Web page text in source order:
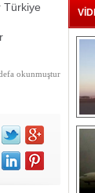
Türkiye
okunmuştur